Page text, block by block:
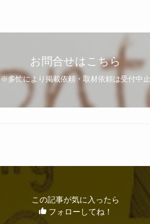
お問合せはこちら
※多忙により掲載依頼・取材依頼は受付中止
この記事が気に入ったら
フォローしてね！